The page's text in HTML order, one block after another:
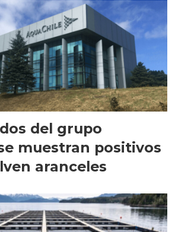
del grupo
muestran positivos
aranceles